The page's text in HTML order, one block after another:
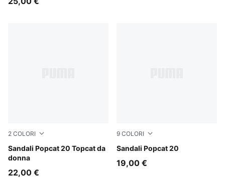
2 COLORI
Sandali Popcat 20 Topcat da
donna
Toasted Almond-PUMA Black
22,00 €
9 COLORI
Sandali Popcat 20
PUMA White-Apricot Blush
19,00 €